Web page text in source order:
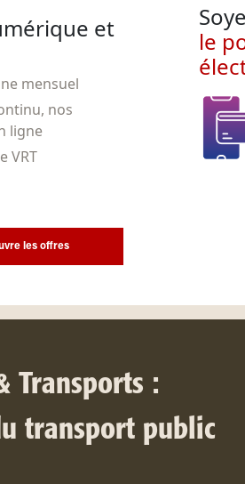
et
mensuel
nos
ligne
VRT
le
les offres
Transports :
transport public